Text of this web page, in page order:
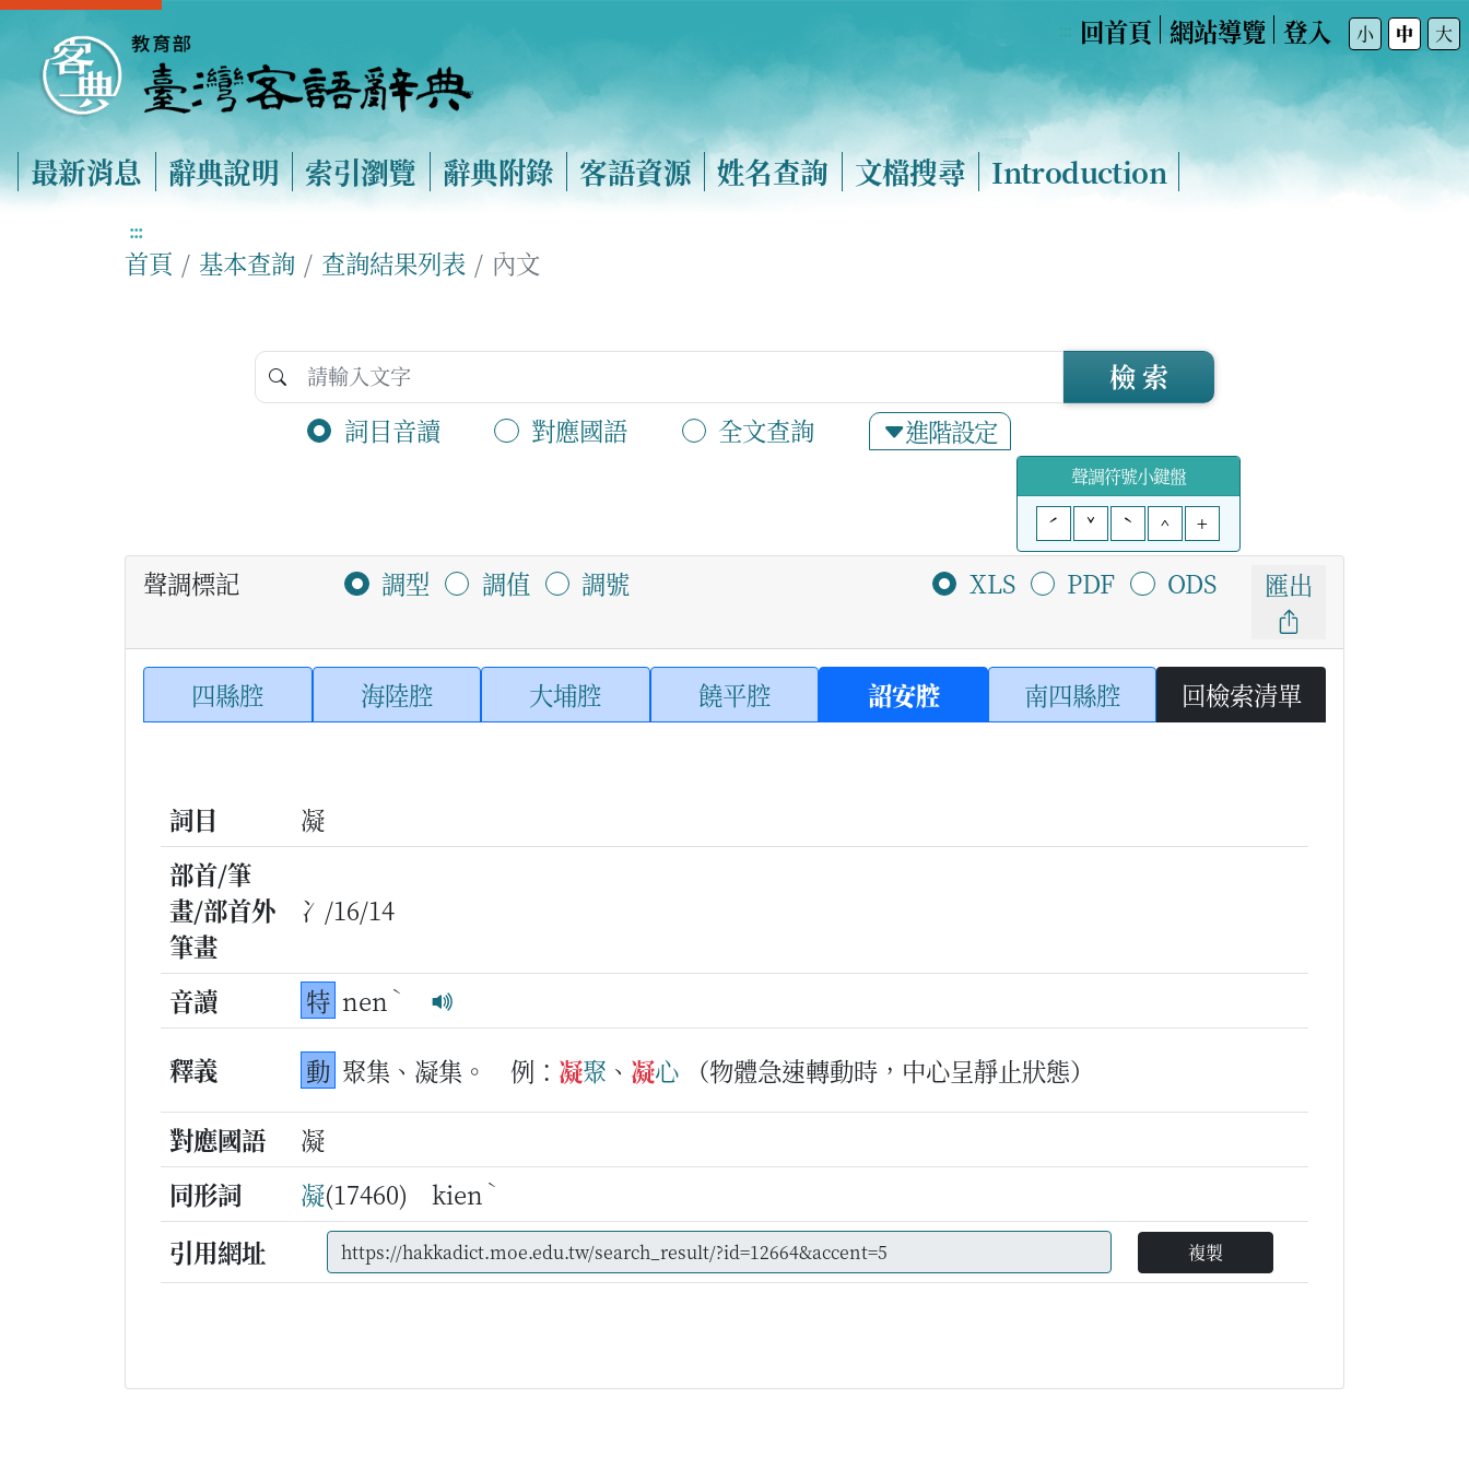
回首頁 網站導覽 登入 小 中 大
最新消息 辭典說明 索引瀏覽 辭典附錄 客語資源 姓名查詢 文檔搜尋 Introduction
:::
首頁 基本查詢 查詢結果列表 內文
詞目音讀 對應國語 全文查詢 進階設定
檢 索
聲調符號小鍵盤
ˊ
ˇ ˋ ^ +
聲調標記 調型 調值 調號 XLS PDF ODS 匯出
四縣腔 海陸腔 大埔腔 饒平腔 詔安腔 南四縣腔 回檢索清單
詞目
凝
部首/筆
畫/部首外
筆畫
冫/16/14
音讀 特 nen ˋ
釋義 動 聚集、凝集。 例： 凝聚 、 凝心
（物體急速轉動時，中心呈靜止狀態）
對應國語
凝
同形詞
凝(17460) kien ˋ
引用網址 複製